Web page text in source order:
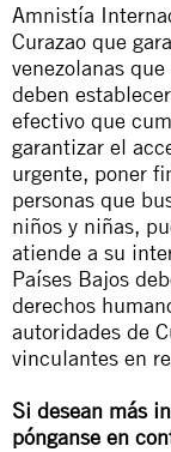
Amnistía
Curazao que
venezolanas
deben
efectivo que
garantizar el
urgente, poner
personas que
niños y niñas,
atiende a su
Países Bajos
derechos
autoridades de
vinculantes en
Si desean más
pónganse en